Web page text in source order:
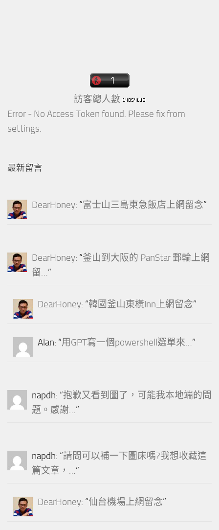
訪客總人數
Error - No Access Token found. Please fix from
settings.
最新留言
DearHoney: “富士山三島東急飯店上網留念”
DearHoney: “釜山到大阪的 PanStar 郵輪上網
留…”
DearHoney: “韓國釜山東橫Inn上網留念”
Alan: “用GPT寫一個powershell選單來…”
napdh: “抱歉又看到圖了，可能我本地端的問
題。感謝…”
napdh: “請問可以補一下圖床嗎?我想收藏這
篇文章，…”
DearHoney: “仙台機場上網留念”